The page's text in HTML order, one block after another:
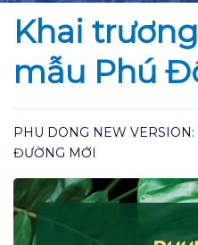
Khai
mẫu Phú
PHU DONG NEW
ĐƯỜNG MỚI